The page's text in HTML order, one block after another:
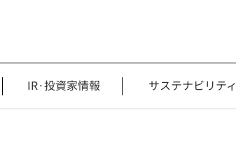
IR·投資家情報 サステナビリティ